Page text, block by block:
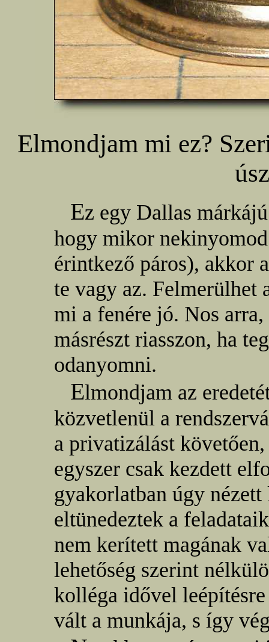
Elmondjam mi ez?
Ez egy Dallas
hogy mikor
érintkező páros), akkor
te vagy az. Felmerülhet
mi a fenére jó. Nos
másrészt riasszon, ha
odanyomni.
Elmondjam az
közvetlenül a
a privatizálást
egyszer csak kezdett
gyakorlatban úgy
eltünedeztek a
nem kerített magának
lehetőség szerint
kolléga idővel
vált a munkája, s így